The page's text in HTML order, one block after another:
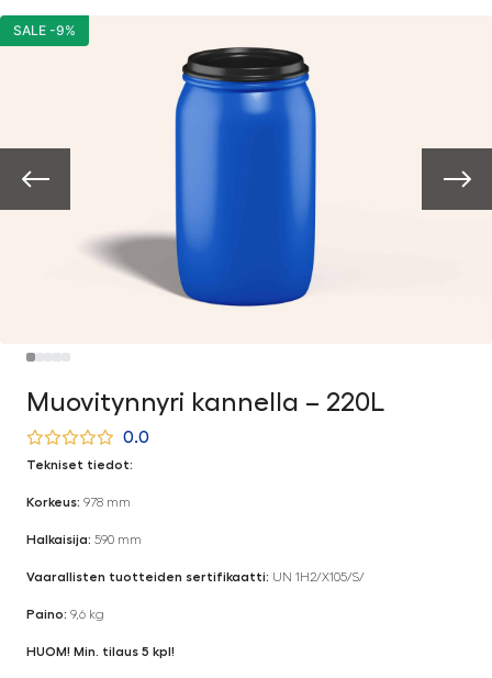
SALE -9%
Muovitynnyri kannella – 220L
0.0
Tekniset tiedot:
Korkeus: 978 mm
Halkaisija: 590 mm
Vaarallisten tuotteiden sertifikaatti: UN 1H2/X105/S/
Paino: 9,6 kg
HUOM! Min. tilaus 5 kpl!